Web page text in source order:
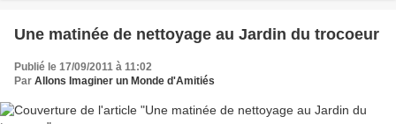
Une matinée de nettoyage au Jardin du trocoeur
Publié le 17/09/2011 à 11:02
Par Allons Imaginer un Monde d'Amitiés